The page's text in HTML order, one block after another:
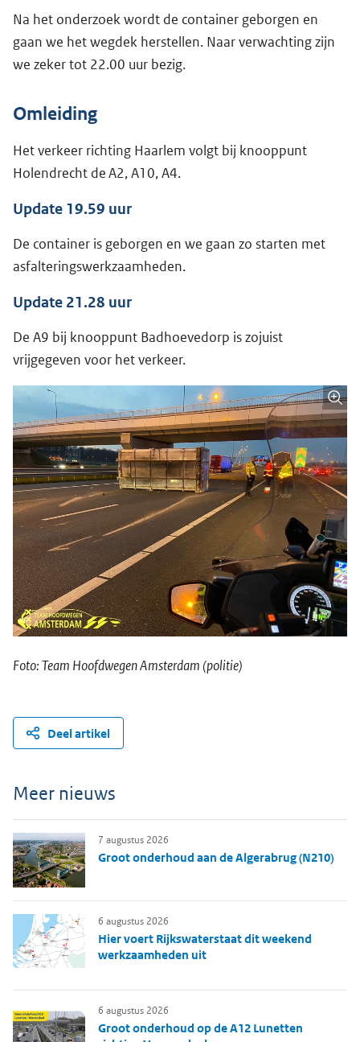
Na het onderzoek wordt de container geborgen en
gaan we het wegdek herstellen. Naar verwachting zijn
we zeker tot 22.00 uur bezig.
Omleiding
Het verkeer richting Haarlem volgt bij knooppunt
Holendrecht de A2, A10, A4.
Update 19.59 uur
De container is geborgen en we gaan zo starten met
asfalteringswerkzaamheden.
Update 21.28 uur
De A9 bij knooppunt Badhoevedorp is zojuist
vrijgegeven voor het verkeer.
Foto: Team Hoofdwegen Amsterdam (politie)
Deel artikel
Meer nieuws
Groot onderhoud aan de Algerabrug (N210)
7 augustus 2026
Hier voert Rijkswaterstaat dit weekend
werkzaamheden uit
6 augustus 2026
Groot onderhoud op de A12 Lunetten
6 augustus 2026